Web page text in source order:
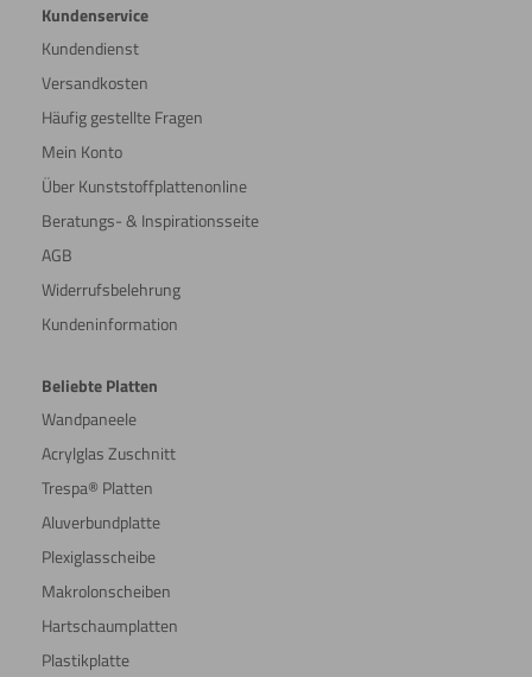
Kundenservice
Kundendienst
Versandkosten
Häufig gestellte Fragen
Mein Konto
Über Kunststoffplattenonline
Beratungs- & Inspirationsseite
AGB
Widerrufsbelehrung
Kundeninformation
Beliebte Platten
Wandpaneele
Acrylglas Zuschnitt
Trespa® Platten
Aluverbundplatte
Plexiglasscheibe
Makrolonscheiben
Hartschaumplatten
Plastikplatte